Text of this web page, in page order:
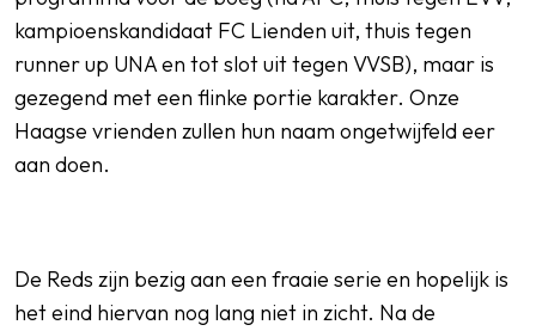
kampioenskandidaat FC Lienden uit, thuis tegen
runner up UNA en tot slot uit tegen VVSB), maar is
gezegend met een flinke portie karakter. Onze
Haagse vrienden zullen hun naam ongetwijfeld eer
aan doen.
De Reds zijn bezig aan een fraaie serie en hopelijk is
het eind hiervan nog lang niet in zicht. Na de